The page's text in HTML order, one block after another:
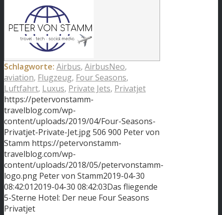
Schlagworte: Airbus, AirbusNeo,
aviation, Flugzeug, Four Seasons,
Luftfahrt, Luxus, Private Jets, Privatjet
https://petervonstamm-
travelblog.com/wp-
content/uploads/2019/04/Four-Seasons-
Privatjet-Private-Jet.jpg506 900 Peter von
Stamm https://petervonstamm-
travelblog.com/wp-
content/uploads/2018/05/petervonstamm-
logo.png Peter von Stamm2019-04-30
08:42:012019-04-30 08:42:03Das fliegende
5-Sterne Hotel: Der neue Four Seasons
Privatjet